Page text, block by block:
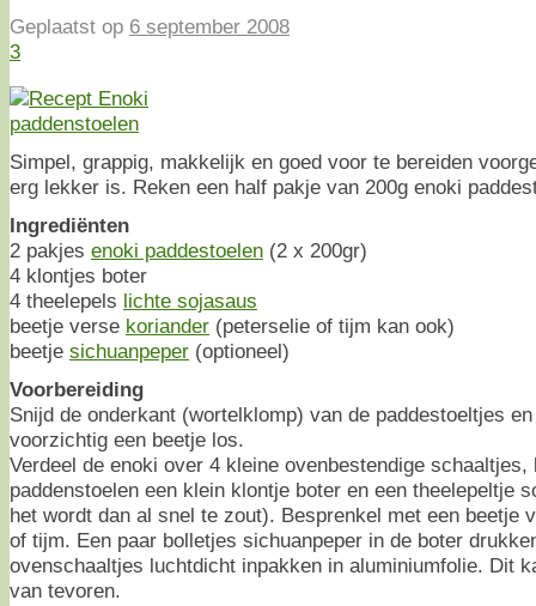
Geplaatst op 6 september 2008
3
Simpel, grappig, makkelijk en goed voor te bereiden
erg lekker is. Reken een half pakje van 200g enoki
Ingrediënten
2 pakjes enoki paddestoelen (2 x 200gr)
4 klontjes boter
4 theelepels lichte sojasaus
beetje verse koriander (peterselie of tijm kan ook)
beetje sichuanpeper (optioneel)
Voorbereiding
Snijd de onderkant (wortelklomp) van de paddestoeltjes
voorzichtig een beetje los.
Verdeel de enoki over 4 kleine ovenbestendige schaaltjes,
paddenstoelen een klein klontje boter en een theelepeltje
het wordt dan al snel te zout). Besprenkel met een beetje
of tijm. Een paar bolletjes sichuanpeper in de boter
ovenschaaltjes luchtdicht inpakken in aluminiumfolie. Dit
van tevoren.